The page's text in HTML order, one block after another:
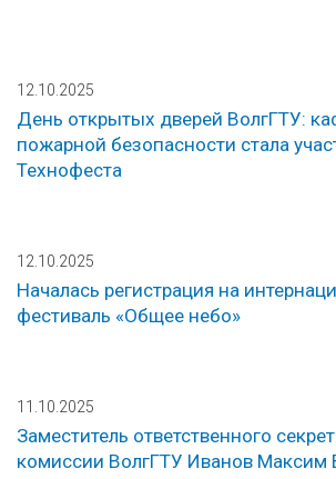
12.10.2025
День открытых дверей ВолгГТУ:
пожарной безопасности стала
Технофеста
12.10.2025
Началась регистрация на
фестиваль «Общее небо»
11.10.2025
Заместитель ответственного
комиссии ВолгГТУ Иванов Максим